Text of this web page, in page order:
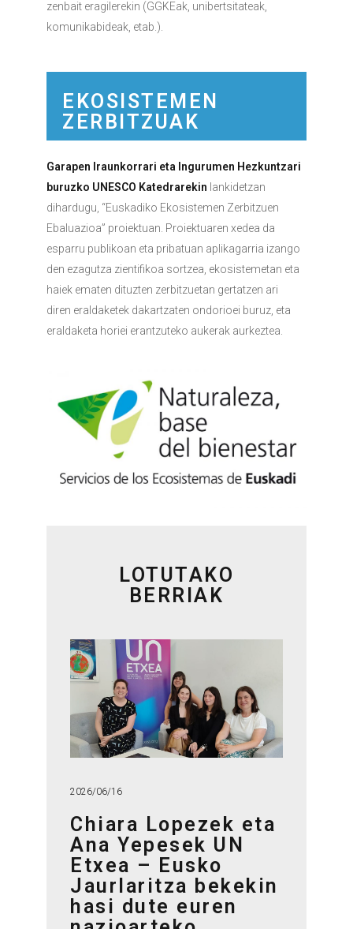
zenbait eragilerekin (GGKEak, unibertsitateak,
komunikabideak, etab.).
EKOSISTEMEN
ZERBITZUAK
Garapen Iraunkorrari eta Ingurumen Hezkuntzari
buruzko UNESCO Katedrarekin lankidetzan
dihardugu, “Euskadiko Ekosistemen Zerbitzuen
Ebaluazioa” proiektuan. Proiektuaren xedea da
esparru publikoan eta pribatuan aplikagarria izango
den ezagutza zientifikoa sortzea, ekosistemetan eta
haiek ematen dituzten zerbitzuetan gertatzen ari
diren eraldaketek dakartzaten ondorioei buruz, eta
eraldaketa horiei erantzuteko aukerak aurkeztea.
LOTUTAKO
BERRIAK
2026/06/16
Chiara Lopezek eta
Ana Yepesek UN
Etxea – Eusko
Jaurlaritza bekekin
hasi dute euren